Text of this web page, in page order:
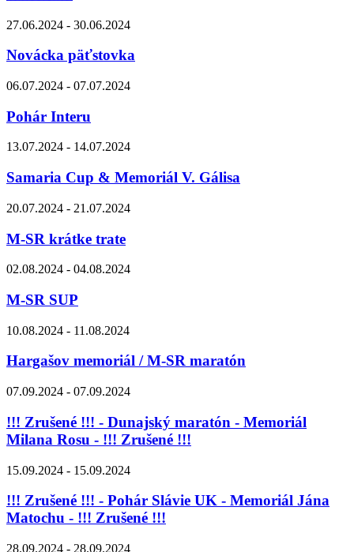
27.06.2024 - 30.06.2024
Novácka päťstovka
06.07.2024 - 07.07.2024
Pohár Interu
13.07.2024 - 14.07.2024
Samaria Cup & Memoriál V. Gálisa
20.07.2024 - 21.07.2024
M-SR krátke trate
02.08.2024 - 04.08.2024
M-SR SUP
10.08.2024 - 11.08.2024
Hargašov memoriál / M-SR maratón
07.09.2024 - 07.09.2024
!!! Zrušené !!! - Dunajský maratón - Memoriál
Milana Rosu - !!! Zrušené !!!
15.09.2024 - 15.09.2024
!!! Zrušené !!! - Pohár Slávie UK - Memoriál Jána
Matochu - !!! Zrušené !!!
28.09.2024 - 28.09.2024